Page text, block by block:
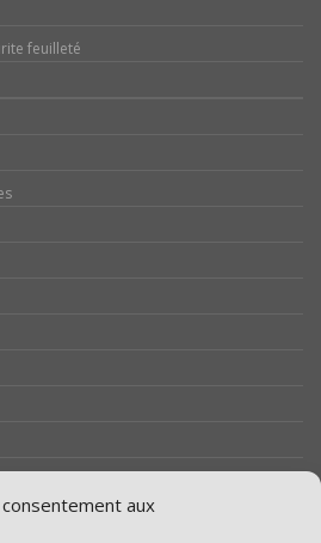
aux
feuilleté